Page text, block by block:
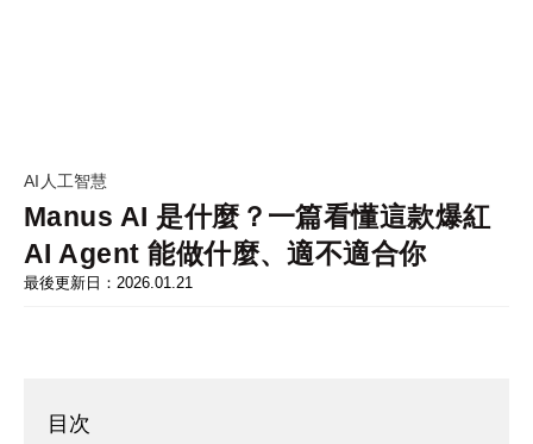
AI人工智慧
Manus AI 是什麼？一篇看懂這款爆紅
AI Agent 能做什麼、適不適合你
最後更新日：2026.01.21
目次